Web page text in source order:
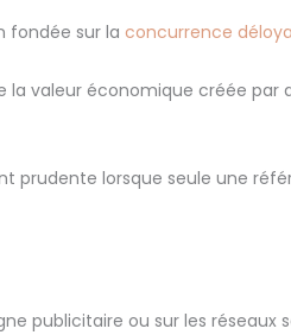
fondée sur la concurrence
la valeur économique créée
prudente lorsque seule une
publicitaire ou sur les